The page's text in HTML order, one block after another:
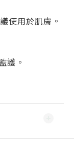
使用於肌膚。
護。